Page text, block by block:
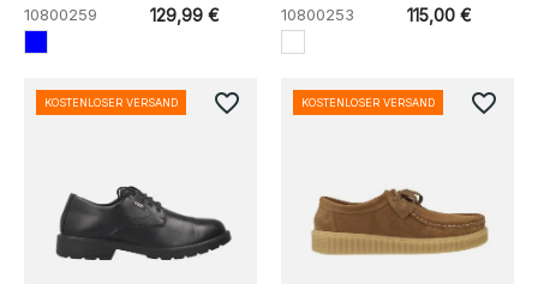
10800259 129,99 € 10800253 115,00 €
KOSTENLOSER VERSAND favorite_border KOSTENLOSER VERSAND favorite_border